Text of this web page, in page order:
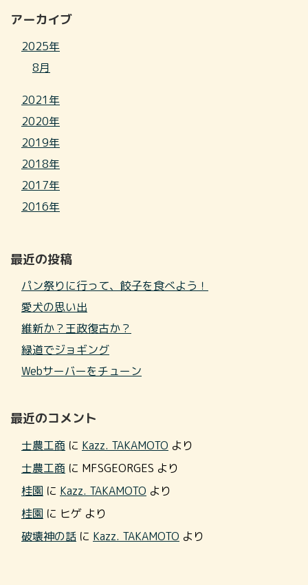
アーカイブ
2025年
8月
2021年
2020年
2019年
2018年
2017年
2016年
最近の投稿
パン祭りに行って、餃子を食べよう！
愛犬の思い出
維新か？王政復古か？
緑道でジョギング
Webサーバーをチューン
最近のコメント
士農工商 に Kazz. TAKAMOTO より
士農工商 に MFSGEORGES より
桂園 に Kazz. TAKAMOTO より
桂園 に ヒゲ より
破壊神の話 に Kazz. TAKAMOTO より